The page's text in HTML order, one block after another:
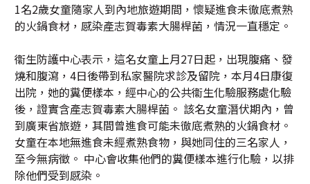
1名2歲女童隨家人到內地旅遊期間，懷疑進食未徹底煮熟
的火鍋食材，感染產志賀毒素大腸桿菌，情況一直穩定。
衞生防護中心表示，這名女童上月27日起，出現腹痛、發
燒和腹瀉，4日後帶到私家醫院求診及留院，本月4日康復
出院，她的糞便樣本，經中心的公共衞生化驗服務處化驗
後，證實含產志賀毒素大腸桿菌。 該名女童潛伏期內，曾
到廣東省旅遊，其間曾進食可能未徹底煮熟的火鍋食材。
女童在本地無進食未經煮熟食物，與她同住的三名家人，
至今無病徵。 中心會收集他們的糞便樣本進行化驗，以排
除他們受到感染。